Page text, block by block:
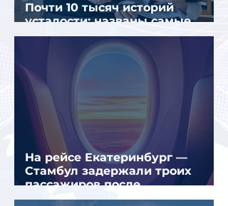
Почти 10 тысяч историй
усталости: названы самые
уставшие россияне
На рейсе Екатеринбург —
Стамбул задержали троих
пассажиров после
предполагаемой серии краж